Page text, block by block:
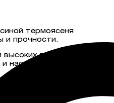
термоясеня
и прочности.
температурах и
насекомым.
террасу, которая
на протяжении долгих лет,